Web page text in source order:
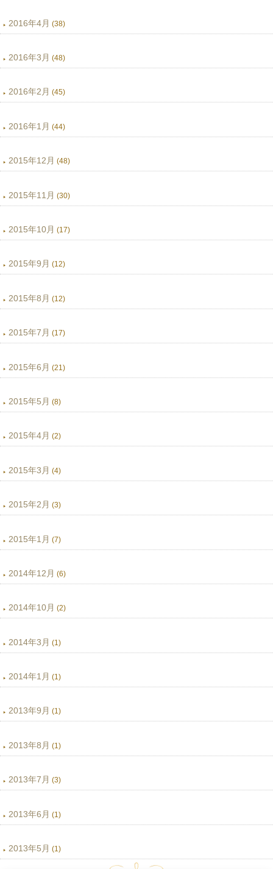
2016年4月 (38)
2016年3月 (48)
2016年2月 (45)
2016年1月 (44)
2015年12月 (48)
2015年11月 (30)
2015年10月 (17)
2015年9月 (12)
2015年8月 (12)
2015年7月 (17)
2015年6月 (21)
2015年5月 (8)
2015年4月 (2)
2015年3月 (4)
2015年2月 (3)
2015年1月 (7)
2014年12月 (6)
2014年10月 (2)
2014年3月 (1)
2014年1月 (1)
2013年9月 (1)
2013年8月 (1)
2013年7月 (3)
2013年6月 (1)
2013年5月 (1)